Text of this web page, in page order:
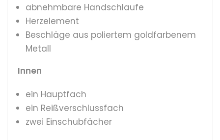
abnehmbare Handschlaufe
Herzelement
Beschläge aus poliertem goldfarbenem
Metall
Innen
ein Hauptfach
ein Reißverschlussfach
zwei Einschubfächer